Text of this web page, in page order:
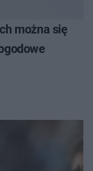
można się